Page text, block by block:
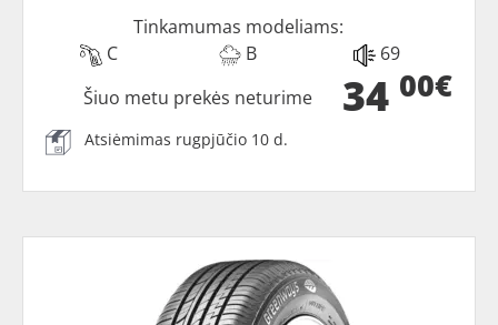
Tinkamumas modeliams:
C
B 69
34 00€
Šiuo metu prekės neturime
Atsiėmimas rugpjūčio 10 d.